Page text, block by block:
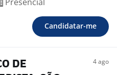
Candidatar-me
DE
4 ago